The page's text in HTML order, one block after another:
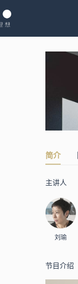
简介
主讲人
刘瑜
节目介绍